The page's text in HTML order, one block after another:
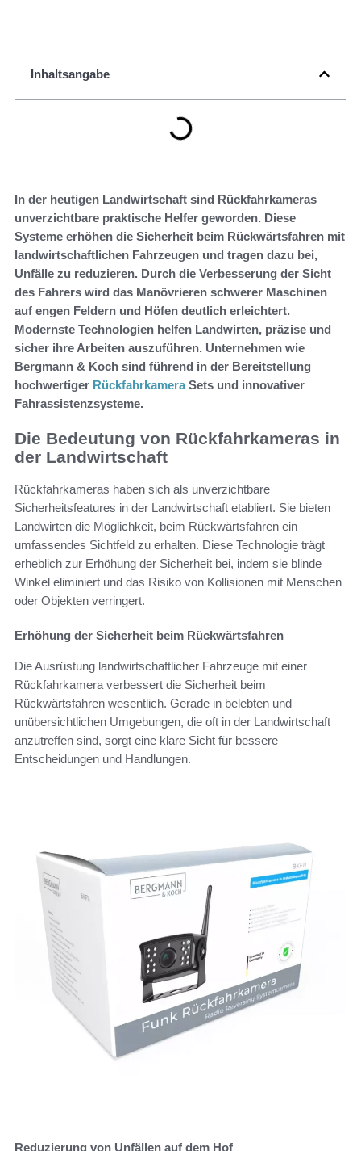
Inhaltsangabe
In der heutigen Landwirtschaft sind Rückfahrkameras
unverzichtbare praktische Helfer geworden. Diese
Systeme erhöhen die Sicherheit beim Rückwärtsfahren mit
landwirtschaftlichen Fahrzeugen und tragen dazu bei,
Unfälle zu reduzieren. Durch die Verbesserung der Sicht
des Fahrers wird das Manövrieren schwerer Maschinen
auf engen Feldern und Höfen deutlich erleichtert.
Modernste Technologien helfen Landwirten, präzise und
sicher ihre Arbeiten auszuführen. Unternehmen wie
Bergmann & Koch sind führend in der Bereitstellung
hochwertiger RückfahrkameraSets und innovativer
Fahrassistenzsysteme.
Die Bedeutung von Rückfahrkameras in
der Landwirtschaft
Rückfahrkameras haben sich als unverzichtbare
Sicherheitsfeatures in der Landwirtschaft etabliert. Sie bieten
Landwirten die Möglichkeit, beim Rückwärtsfahren ein
umfassendes Sichtfeld zu erhalten. Diese Technologie trägt
erheblich zur Erhöhung der Sicherheit bei, indem sie blinde
Winkel eliminiert und das Risiko von Kollisionen mit Menschen
oder Objekten verringert.
Erhöhung der Sicherheit beim Rückwärtsfahren
Die Ausrüstung landwirtschaftlicher Fahrzeuge mit einer
Rückfahrkamera verbessert die Sicherheit beim
Rückwärtsfahren wesentlich. Gerade in belebten und
unübersichtlichen Umgebungen, die oft in der Landwirtschaft
anzutreffen sind, sorgt eine klare Sicht für bessere
Entscheidungen und Handlungen.
Reduzierung von Unfällen auf dem Hof